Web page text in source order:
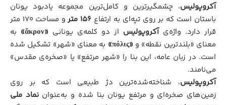
آکروپولیس، چشمگیرترین و کامل‌ترین مجموعه یادبود یونان
باستان است که بر روی تپه‌ای به ارتفاع ۱۵۶ متر
و مساحت ۱۷۰ متر
قرار دارد. واژه‌ی آکروپولیس از دو کلمه‌ی یونانی «ἄκρον»
به
معنای «بلندترین نقطه» و «πόλις»
به معنای «شهر» تشکیل شده
است. در زبان عامه، این بنا را «شهر مرتفع» یا «صخره‌ی مقدس»
می‌نامند.
آکروپولیس، شناخته‌شده‌ترین دژ طبیعی است که بر روی
زمین‌های صخره‌ای و مرتفع یونان بنا شده و به‌عنواننماد ملی